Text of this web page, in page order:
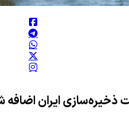
ذخیره‌سازی ایران